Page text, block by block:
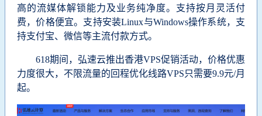
高的流媒体解锁能力及业务纯净度。支持按月灵活付
费，价格便宜。支持安装Linux与Windows操作系统，支
持支付宝、微信等主流付款方式。
618期间， 弘速云推出香港VPS促销活动，价格优惠
力度很大，不限流量的回程优化线路VPS只需要9.9元/月
起。